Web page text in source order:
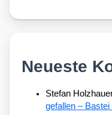
Neueste
Stefan
gefallen –